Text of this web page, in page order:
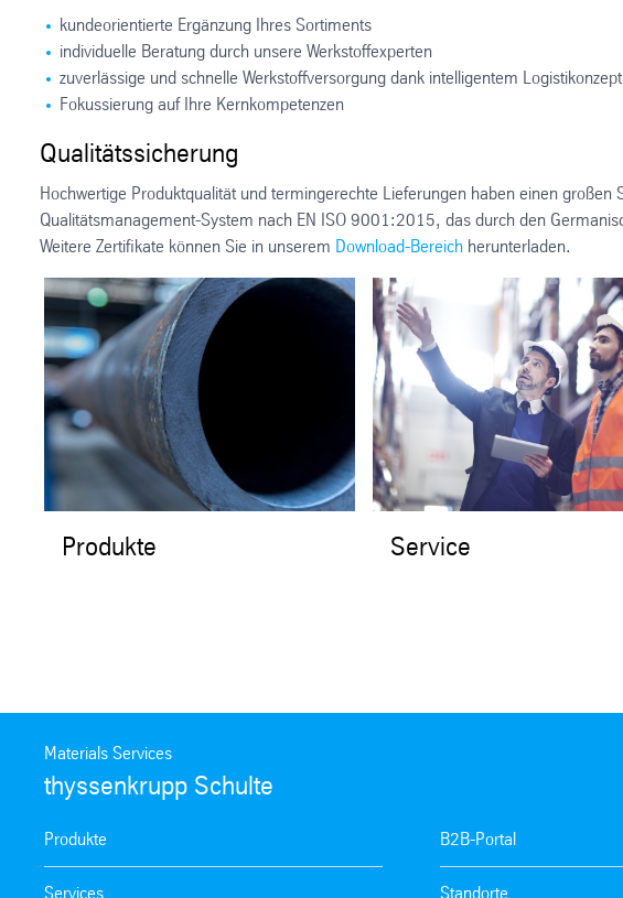
kundeorientierte Ergänzung Ihres Sortiments
individuelle Beratung durch unsere Werkstoffexperten
zuverlässige und schnelle Werkstoffversorgung dank intelligentem Logistikonzept
Fokussierung auf Ihre Kernkompetenzen
Qualitätssicherung
Hochwertige Produktqualität und termingerechte Lieferungen haben einen
Qualitätsmanagement-System nach EN ISO 9001:2015, das durch den
Weitere Zertifikate können Sie in unserem Download-Bereich herunterladen.
Produkte Service
Materials Services
thyssenkrupp Schulte
Produkte
Services
B2B-Portal
Standorte